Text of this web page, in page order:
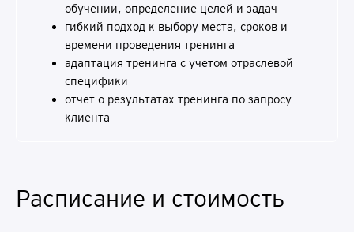
обучении, определение целей и задач
гибкий подход к выбору места, сроков и
времени проведения тренинга
адаптация тренинга с учетом отраслевой
специфики
отчет о результатах тренинга по запросу
клиента
Расписание и стоимость